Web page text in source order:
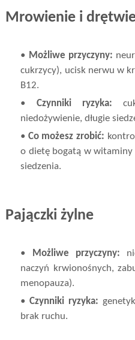
Mrowienie i
• Możliwe przyczyny:
cukrzycy), ucisk nerwu w
B12.
• Czynniki ryzyka:
niedożywienie, długie
• Co możesz zrobić:
o dietę bogatą w witaminy
siedzenia.
Pajączki żylne
• Możliwe przyczyny:
naczyń krwionośnych,
menopauza).
•Czynniki ryzyka:
brak ruchu.